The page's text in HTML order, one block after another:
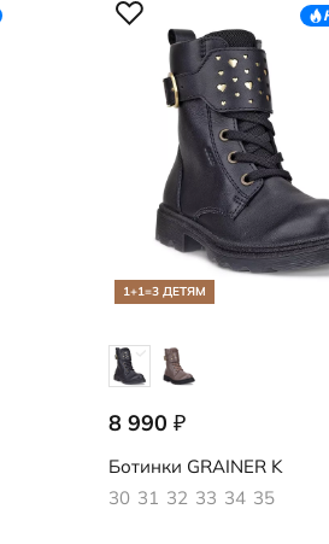
1+1=3 ДЕТЯМ
8 990 ₽
728282/61763
Ботинки GRAINER K
30 31 32 33 34 35